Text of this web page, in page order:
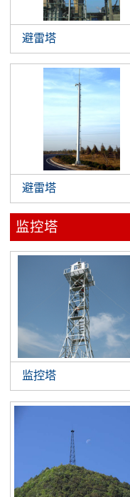
避雷塔
避雷塔
监控塔
监控塔